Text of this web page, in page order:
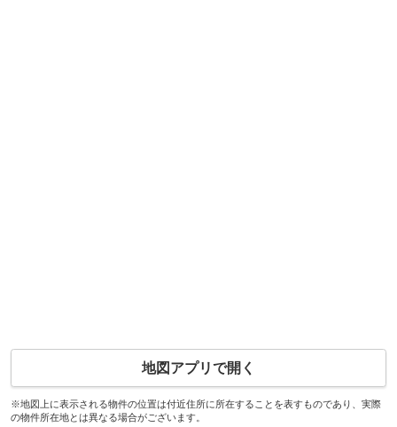
地図アプリで開く
※地図上に表示される物件の位置は付近住所に所在することを表すものであり、実際
の物件所在地とは異なる場合がございます。